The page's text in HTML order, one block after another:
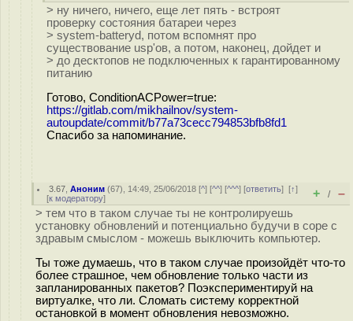
> ну ничего, ничего, еще лет пять - встроят
проверку состояния батареи через
> system-batteryd, потом вспомнят про
существование usp'ов, а потом, наконец, дойдет и
> до десктопов не подключенных к гарантированному
питанию
Готово, ConditionACPower=true:
https://gitlab.com/mikhailnov/system-
autoupdate/commit/b77a73cecc794853bfb8fd1
Спасибо за напоминание.
3.67 ,Аноним (67), 14:49, 25/06/2018 [^] [^^] [^^^] [ответить][↑]
[к модератору] + / –
> тем что в таком случае ты не контролируешь
установку обновлений и потенциально будучи в соре с
здравым смыслом - можешь выключить компьютер.
Ты тоже думаешь, что в таком случае произойдёт что-то
более страшное, чем обновление только части из
запланированных пакетов? Поэкспериментируй на
виртуалке, что ли. Сломать систему корректной
остановкой в момент обновления невозможно.